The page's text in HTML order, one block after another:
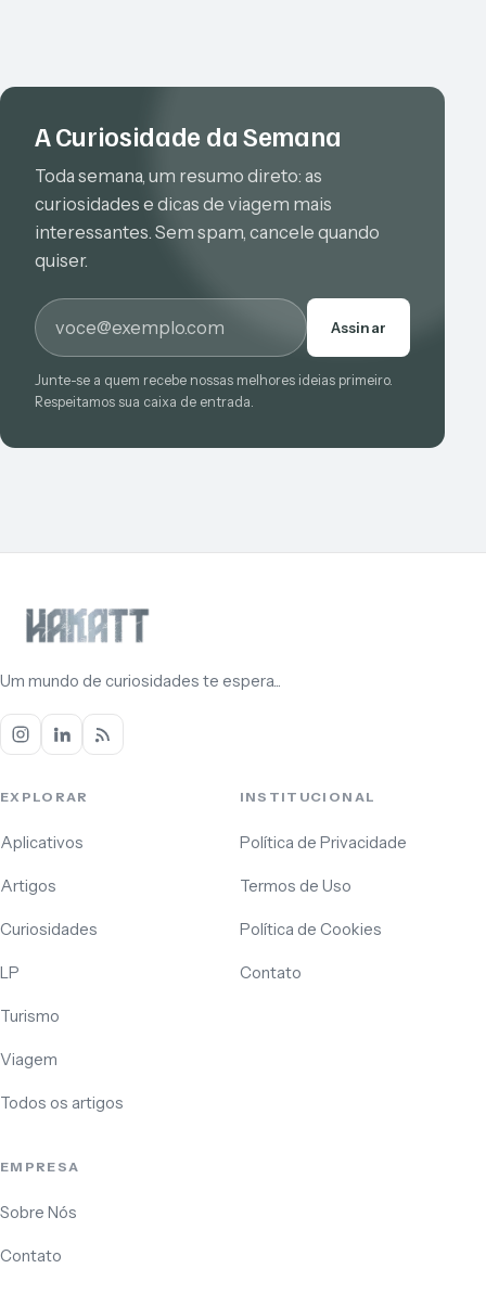
A Curiosidade da Semana
Toda semana, um resumo direto: as
curiosidades e dicas de viagem mais
interessantes. Sem spam, cancele quando
quiser.
E-mail
Assinar
Junte-se a quem recebe nossas melhores ideias primeiro.
Respeitamos sua caixa de entrada.
Um mundo de curiosidades te espera...
EXPLORAR
Aplicativos
Artigos
Curiosidades
LP
Turismo
Viagem
Todos os artigos
INSTITUCIONAL
Política de Privacidade
Termos de Uso
Política de Cookies
Contato
EMPRESA
Sobre Nós
Contato